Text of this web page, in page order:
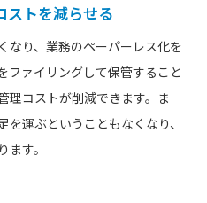
トを減らせる
なり、業務のペーパーレス化を
ファイリングして保管すること
理コストが削減できます。ま
運ぶということもなくなり、
す。